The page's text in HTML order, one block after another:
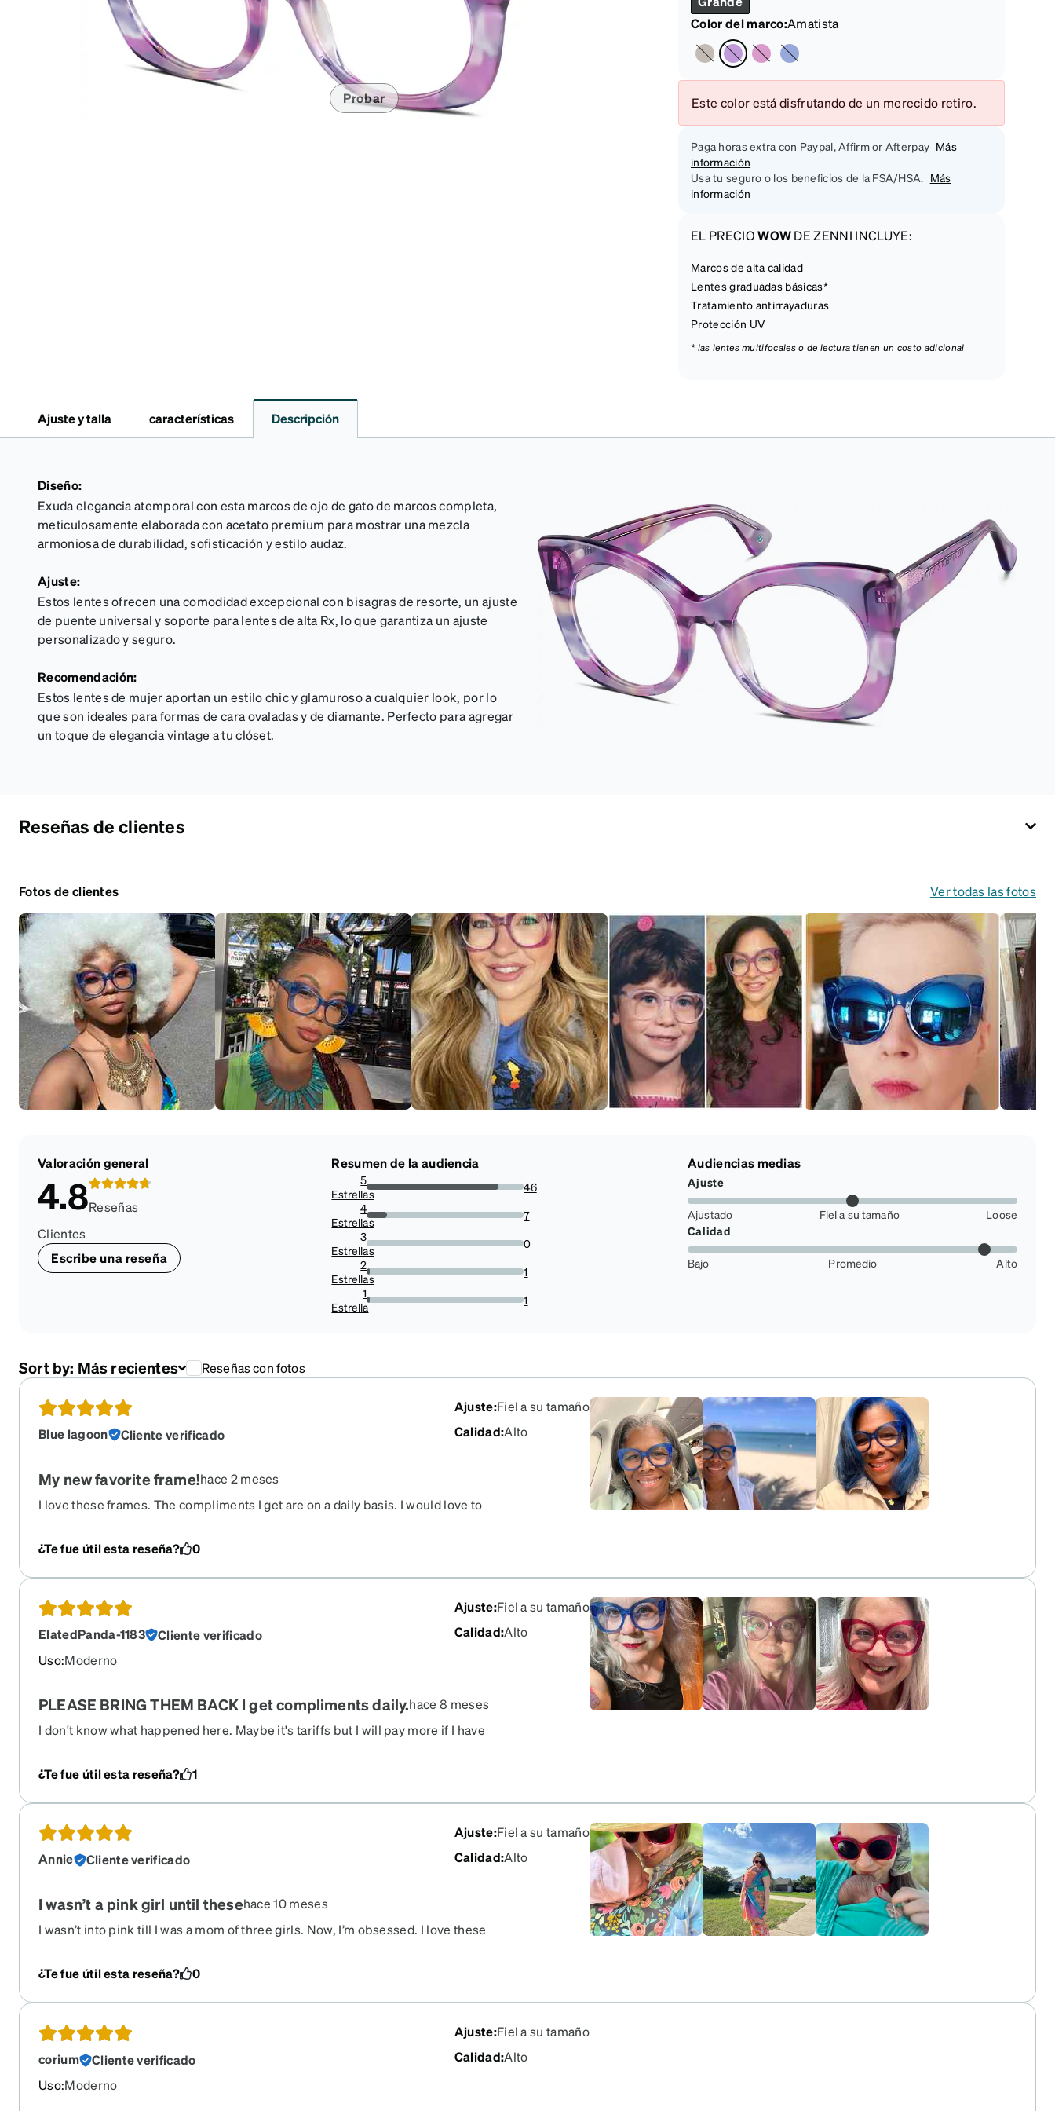
auriculares
Día de partido
Probar
Color del marco:Amatista
Este color está disfrutando de un merecido retiro.
Paga horas extra con Paypal, Affirm or Afterpay Más
información
Usa tu seguro o los beneficios de la FSA/HSA. Más
información
EL PRECIOWOWDE ZENNI INCLUYE:
Marcos de alta calidad
Lentes graduadas básicas*
Tratamiento antirrayaduras
Protección UV
* las lentes multifocales o de lectura tienen un costo adicional
Ajuste y talla características Descripción
Diseño:
Exuda elegancia atemporal con esta marcos de ojo de gato de marcos completa,
meticulosamente elaborada con acetato premium para mostrar una mezcla
armoniosa de durabilidad, sofisticación y estilo audaz.
Ajuste:
Estos lentes ofrecen una comodidad excepcional con bisagras de resorte, un ajuste
de puente universal y soporte para lentes de alta Rx, lo que garantiza un ajuste
personalizado y seguro.
Recomendación:
Estos lentes de mujer aportan un estilo chic y glamuroso a cualquier look, por lo
que son ideales para formas de cara ovaladas y de diamante. Perfecto para agregar
un toque de elegancia vintage a tu clóset.
Reseñas de clientes
Fotos de clientes Ver todas las fotos
Valoración general
4.8Reseñas
Clientes
Escribe una reseña
Resumen de la audiencia
5
Estrellas83.63636363636363%
46
4
Estrellas12.727272727272727%
7
3
Estrellas
0%
0
2
Estrellas1.8181818181818181%
1
1
Estrella1.8181818181818181%
1
Audiencias medias
Ajuste
Ajustado Fiel a su tamaño
Loose
Calidad
Bajo Promedio Alto
Sort by: Más recientes Reseñas con fotos
Blue lagoon Cliente verificado
Ajuste:Fiel a su tamaño
Calidad:Alto
My new favorite frame!hace 2 meses
I love these frames. The compliments I get are on a daily basis. I would love to
¿Te fue útil esta reseña?
0
ElatedPanda-1183
Cliente verificado
Uso:Moderno
Ajuste:Fiel a su tamaño
Calidad:Alto
PLEASE BRING THEM BACK I get compliments daily.hace 8 meses
I don't know what happened here. Maybe it's tariffs but I will pay more if I have
progressive RX changed. Then got special contacts and I get progressive
readers in this frame. I have purchased those 3 times. Then purchase my RX 4
more times. I wish Zenni would listen to us. Please bring them back. Best
glasses ever.
¿Te fue útil esta reseña? 1
Annie Cliente verificado
Ajuste:Fiel a su tamaño
Calidad:Alto
I wasn’t a pink girl until thesehace 10 meses
I wasn’t into pink till I was a mom of three girls. Now, I’m obsessed. I love these
three year old complements me on! I dread the day these break. Please bring
¿Te fue útil esta reseña? 0
corium
Cliente verificado
Uso:Moderno
Ajuste:Fiel a su tamaño
Calidad:Alto